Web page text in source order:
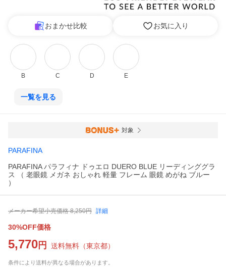
おまかせ比較 お気に入り
B C D E
一覧を見る
対象
PARAFINA
PARAFINA パラフィナ ドゥエロ DUERO BLUE リーディンググラ
ス （ 老眼鏡 メガネ おしゃれ 軽量 フレーム 眼鏡 めがね ブルー
）
メーカー希望小売価格 8,250円 詳細
30%OFF価格
5,770 円 送料無料 （東京都）
条件により送料が異なる場合があります。